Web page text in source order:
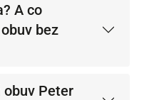
A co
bez
obuv Peter